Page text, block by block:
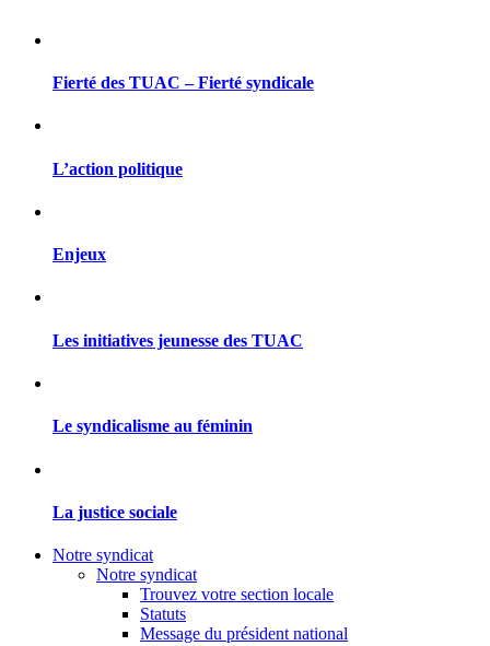
Fierté des TUAC – Fierté syndicale
L’action politique
Enjeux
Les initiatives jeunesse des TUAC
Le syndicalisme au féminin
La justice sociale
Notre syndicat
Notre syndicat
Trouvez votre section locale
Statuts
Message du président national